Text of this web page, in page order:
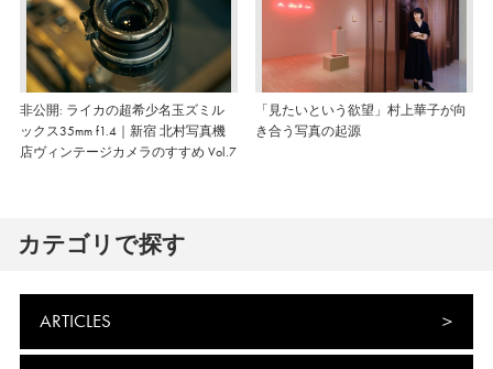
非公開: ライカの超希少名玉ズミル
ックス35mm f1.4｜新宿 北村写真機
店ヴィンテージカメラのすすめ Vol.7
「見たいという欲望」村上華子が向
き合う写真の起源
カテゴリで探す
ARTICLES